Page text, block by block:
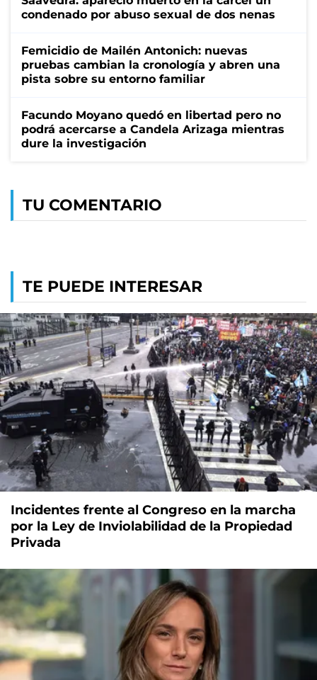
condenado por abuso sexual de dos nenas
Femicidio de Mailén Antonich: nuevas
pruebas cambian la cronología y abren una
pista sobre su entorno familiar
Facundo Moyano quedó en libertad pero no
podrá acercarse a Candela Arizaga mientras
dure la investigación
TU COMENTARIO
TE PUEDE INTERESAR
Incidentes frente al Congreso en la marcha
por la Ley de Inviolabilidad de la Propiedad
Privada